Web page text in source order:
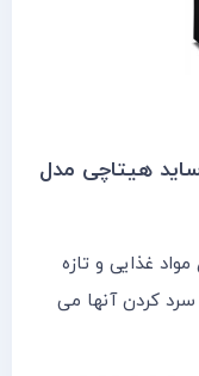
هیتاچی مدل
غذایی و تازه
کردن آنها می